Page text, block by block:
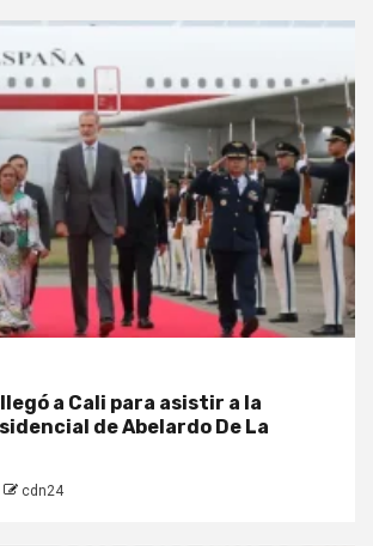
llegó a Cali para asistir a la
de Abelardo De La
cdn24